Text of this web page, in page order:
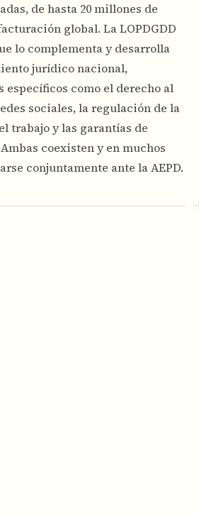
de hasta 20 millones de
global. La LOPDGDD
lo complementa y desarrolla
jurídico nacional,
específicos como el derecho al
sociales, la regulación de la
trabajo y las garantías de
coexisten y en muchos
conjuntamente ante la AEPD.